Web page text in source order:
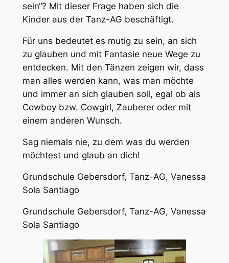
sein“? Mit dieser Frage haben sich die
Kinder aus der Tanz-AG beschäftigt.
Für uns bedeutet es mutig zu sein, an sich
zu glauben und mit Fantasie neue Wege zu
entdecken. Mit den Tänzen zeigen wir, dass
man alles werden kann, was man möchte
und immer an sich glauben soll, egal ob als
Cowboy bzw. Cowgirl, Zauberer oder mit
einem anderen Wunsch.
Sag niemals nie, zu dem was du werden
möchtest und glaub an dich!
Grundschule Gebersdorf, Tanz-AG, Vanessa
Sola Santiago
Grundschule Gebersdorf, Tanz-AG, Vanessa
Sola Santiago